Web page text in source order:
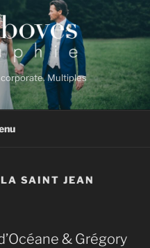
Multiples
SAINT JEAN
& Grégory